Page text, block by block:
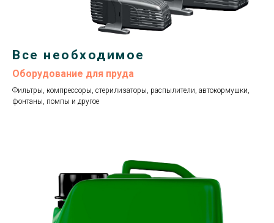
Все необходимое
Оборудование для пруда
Фильтры, компрессоры, стерилизаторы, распылители, автокормушки,
фонтаны, помпы и другое